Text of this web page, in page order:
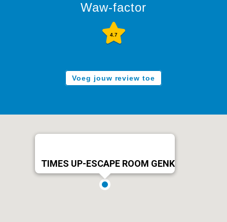
Waw-factor
4.7
Voeg jouw review toe
TIMES UP-ESCAPE ROOM GENK